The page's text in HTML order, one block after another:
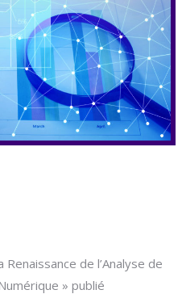
de l’Analyse de
» publié